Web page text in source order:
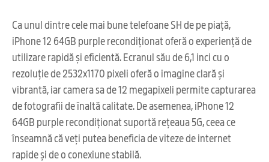
Ca unul dintre cele mai bune telefoane SH de pe piață,
iPhone 12 64GB purple recondiționat oferă o experiență de
utilizare rapidă și eficientă. Ecranul său de 6,1 inci cu o
rezoluție de 2532x1170 pixeli oferă o imagine clară și
vibrantă, iar camera sa de 12 megapixeli permite capturarea
de fotografii de înaltă calitate. De asemenea, iPhone 12
64GB purple recondiționat suportă rețeaua 5G, ceea ce
înseamnă că veți putea beneficia de viteze de internet
rapide și de o conexiune stabilă.